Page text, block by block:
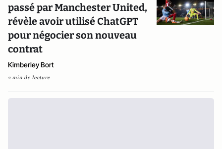
passé par Manchester United,
révèle avoir utilisé ChatGPT
pour négocier son nouveau
contrat
Kimberley Bort
2 min de lecture